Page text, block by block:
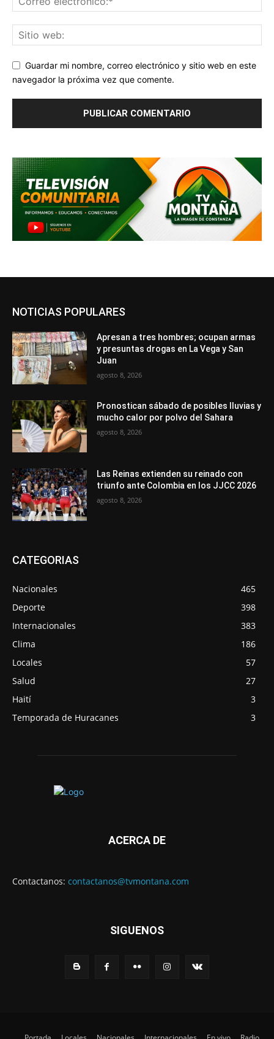
Guardar mi nombre, correo electrónico y sitio web en este
navegador la próxima vez que comente.
NOTICIAS POPULARES
Apresan a tres hombres; ocupan armas
y presuntas drogas en La Vega y San
Juan
agosto 8, 2026
Pronostican sábado de posibles lluvias y
mucho calor por polvo del Sahara
agosto 8, 2026
Las Reinas extienden su reinado con
triunfo ante Colombia en los JJCC 2026
agosto 8, 2026
CATEGORIAS
Nacionales
465
Deporte
398
Internacionales
383
Clima
186
Locales
57
Salud
27
Haití
3
Temporada de Huracanes
3
ACERCA DE
Contactanos: contactanos@tvmontana.com
SIGUENOS